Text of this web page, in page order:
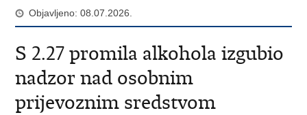
Objavljeno: 08.07.2026.
S 2.27 promila alkohola izgubio
nadzor nad osobnim
prijevoznim sredstvom